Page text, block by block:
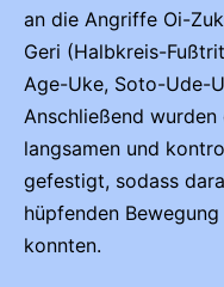
an die Angriffe Oi-
Geri (Halbkreis-
Age-Uke, Soto-Ude-
Anschließend
langsamen und
gefestigt, sodass
hüpfenden
konnten.